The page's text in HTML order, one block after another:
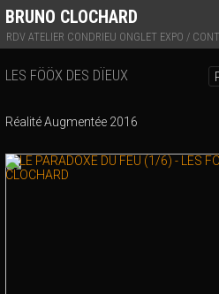
BRUNO CLOCHARD
RDV ATELIER CONDRIEU ONGLET EXPO /
LES FÖÖX DES DÏEUX
Réalité Augmentée 2016